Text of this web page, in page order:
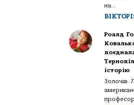
на...
Роалд
історію
Золочів.